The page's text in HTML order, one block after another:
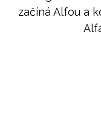
začíná Alfou a